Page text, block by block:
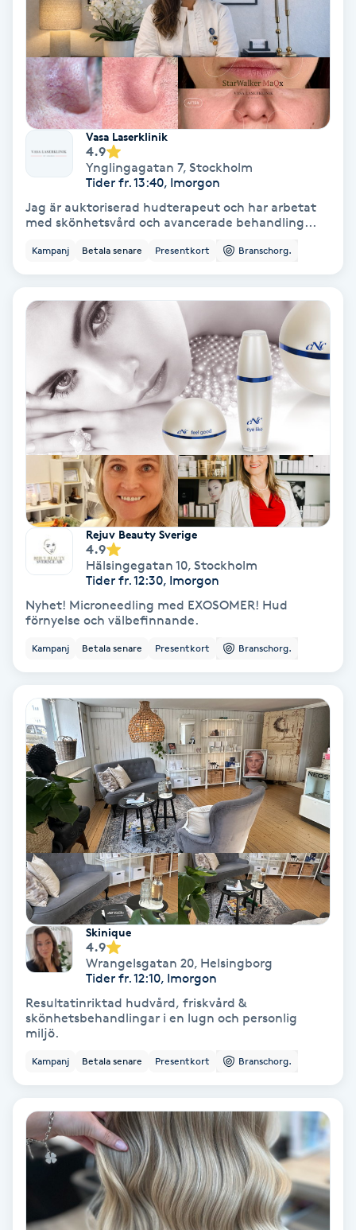
Färgning
Föning
Gel naglar
Gelenaglar
Gellack
Gravidmassage
Gravidyoga
Gruppträning
Gua Sha-massage
Hatha Yoga
Headspa
Hollywood Peel
Hot Stone Massage
Hot yoga
Hudföryngring
Huduppstramning
Hudvård
Hyaluronsyra
Hyperhidros
Hypnos
Hårborttagning
Hårbottenbehandling
Hårförlängning
Vasa Laserklinik
4.9
Ynglingagatan 7, Stockholm
Tider fr. 13:40, Imorgon
Jag är auktoriserad hudterapeut och har arbetat
med skönhetsvård och avancerade behandling...
Kampanj Betala senare Presentkort Branschorg.
Rejuv Beauty Sverige
4.9
Hälsingegatan 10, Stockholm
Tider fr. 12:30, Imorgon
Nyhet! Microneedling med EXOSOMER! Hud
förnyelse och välbefinnande.
Kampanj Betala senare Presentkort Branschorg.
Skinique
4.9
Wrangelsgatan 20, Helsingborg
Tider fr. 12:10, Imorgon
Resultatinriktad hudvård, friskvård &
skönhetsbehandlingar i en lugn och personlig
miljö.
Kampanj Betala senare Presentkort Branschorg.